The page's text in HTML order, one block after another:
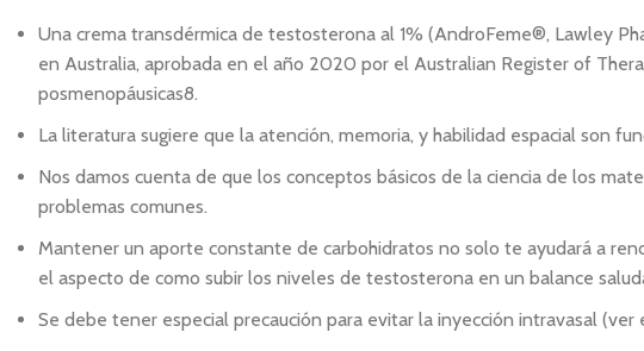
Una crema transdérmica de testosterona al 1% (AndroFeme®, Lawley
en Australia, aprobada en el año 2020 por el Australian Register of
posmenopáusicas8.
La literatura sugiere que la atención, memoria, y habilidad espacial son
Nos damos cuenta de que los conceptos básicos de la ciencia de los
problemas comunes.
Mantener un aporte constante de carbohidratos no solo te ayudará a
el aspecto de como subir los niveles de testosterona en un balance
Se debe tener especial precaución para evitar la inyección intravasal (ver